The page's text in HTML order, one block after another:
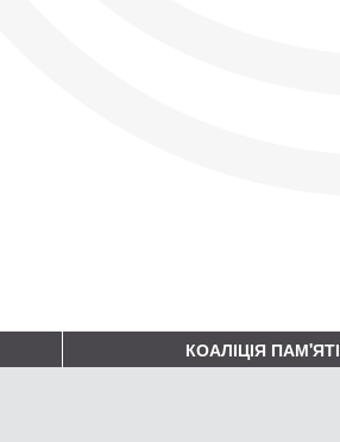
КОАЛІЦІЯ ПАМ'ЯТІ